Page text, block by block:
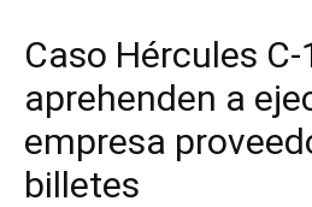
Caso Hércules C-
aprehenden a
empresa
billetes